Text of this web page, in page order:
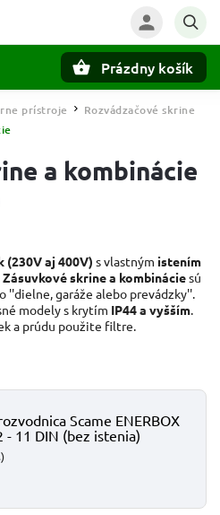
Prázdny košík
prístroje / Rozvádzačové skrine
a kombinácie
(230V aj 400V) s vlastným istením
Zásuvkové skrine a kombináciesú
''dielne, garáže alebo prevádzky''.
modely s krytím IP44 a vyšším.
a prúdu použite filtre.
Scame ENERBOX
- 11 DIN (bez istenia)